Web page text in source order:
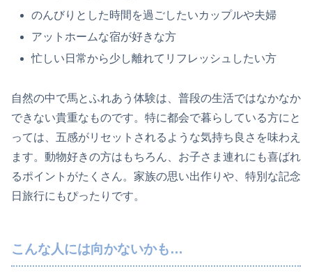
のんびりとした時間を過ごしたいカップルや夫婦
アットホームな宿が好きな方
忙しい日常から少し離れてリフレッシュしたい方
自然の中で馬とふれあう体験は、普段の生活ではなかなか
できない貴重なものです。特に都会で暮らしている方にと
っては、五感がリセットされるような気持ち良さを味わえ
ます。動物好きの方はもちろん、お子さま連れにも喜ばれ
るポイントがたくさん。家族の思い出作りや、特別な記念
日旅行にもぴったりです。
こんな人には向かないかも…